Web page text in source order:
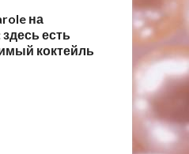
на
есть
коктейль